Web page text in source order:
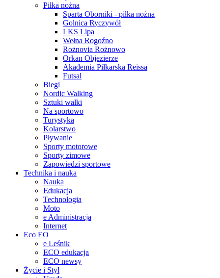
Piłka nożna
Sparta Oborniki - piłka nożna
Golnica Ryczywół
LKS Lipa
Wełna Rogoźno
Rożnovia Rożnowo
Orkan Objezierze
Akademia Piłkarska Reissa
Futsal
Biegi
Nordic Walking
Sztuki walki
Na sportowo
Turystyka
Kolarstwo
Pływanie
Sporty motorowe
Sporty zimowe
Zapowiedzi sportowe
Technika i nauka
Nauka
Edukacja
Technologia
Moto
e Administracja
Internet
Eco EO
e Leśnik
ECO edukacja
ECO newsy
Życie i Styl